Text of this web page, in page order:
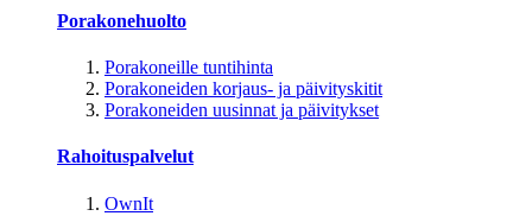
Porakonehuolto
Porakoneille tuntihinta
Porakoneiden korjaus- ja päivityskitit
Porakoneiden uusinnat ja päivitykset
Rahoituspalvelut
OwnIt